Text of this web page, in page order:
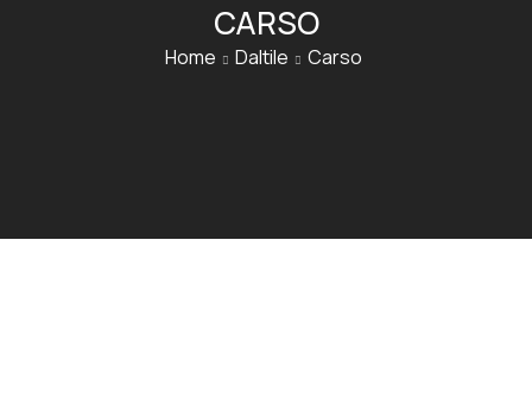
CARSO
Home Daltile Carso